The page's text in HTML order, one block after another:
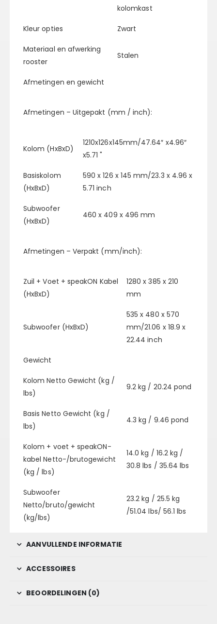
kolomkast
Kleur opties Zwart
Materiaal en afwerking
rooster
Stalen
Afmetingen en gewicht
Afmetingen – Uitgepakt (mm / inch):
Kolom (HxBxD)
1210x126x145mm/47.64″ x4.96″
x5.71 "
Basiskolom
(HxBxD)
590 x 126 x 145 mm/23.3 x 4.96 x
5.71 inch
Subwoofer
(HxBxD)
460 x 409 x 496 mm
Afmetingen – Verpakt (mm/inch):
Zuil + Voet + speakON Kabel
(HxBxD)
1280 x 385 x 210
mm
Subwoofer (HxBxD)
535 x 480 x 570
mm/21.06 x 18.9 x
22.44 inch
Gewicht
Kolom Netto Gewicht (kg /
lbs)
9.2 kg / 20.24 pond
Basis Netto Gewicht (kg /
lbs)
4.3 kg / 9.46 pond
Kolom + voet + speakON-
kabel Netto-/brutogewicht
(kg / lbs)
14.0 kg / 16.2 kg /
30.8 lbs / 35.64 lbs
Subwoofer
Netto/bruto/gewicht
(kg/lbs)
23.2 kg / 25.5 kg
/51.04 lbs/ 56.1 lbs
AANVULLENDE INFORMATIE
ACCESSOIRES
BEOORDELINGEN (0)